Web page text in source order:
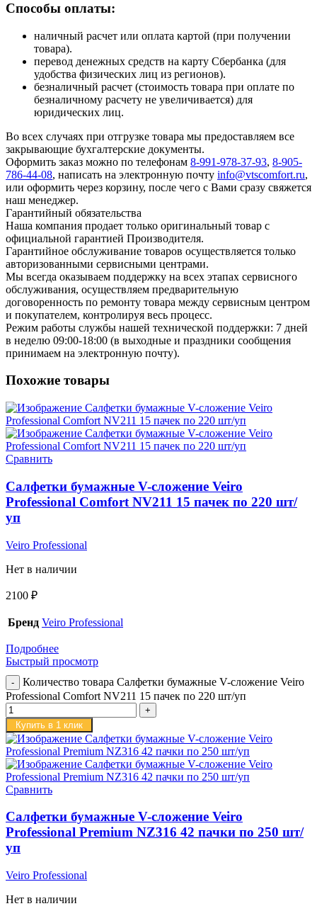
Способы оплаты:
наличный расчет или оплата картой (при получении
товара).
перевод денежных средств на карту Сбербанка (для
удобства физических лиц из регионов).
безналичный расчет (стоимость товара при оплате по
безналичному расчету не увеличивается) для
юридических лиц.
Во всех случаях при отгрузке товара мы предоставляем все
закрывающие бухгалтерские документы.
Оформить заказ можно по телефонам 8-991-978-37-93, 8-905-
786-44-08, написать на электронную почту info@vtscomfort.ru,
или оформить через корзину, после чего с Вами сразу свяжется
наш менеджер.
Гарантийный обязательства
Наша компания продает только оригинальный товар с
официальной гарантией Производителя.
Гарантийное обслуживание товаров осуществляется только
авторизованными сервисными центрами.
Мы всегда оказываем поддержку на всех этапах сервисного
обслуживания, осуществляем предварительную
договоренность по ремонту товара между сервисным центром
и покупателем, контролируя весь процесс.
Режим работы службы нашей технической поддержки: 7 дней
в неделю 09:00-18:00 (в выходные и праздники сообщения
принимаем на электронную почту).
Похожие товары
Сравнить
Салфетки бумажные V-сложение Veiro
Professional Comfort NV211 15 пачек по 220 шт/
уп
Veiro Professional
Нет в наличии
2100 ₽
Бренд Veiro Professional
Подробнее
Быстрый просмотр
Количество товара Салфетки бумажные V-сложение Veiro
Professional Comfort NV211 15 пачек по 220 шт/уп
Купить в 1 клик
Сравнить
Салфетки бумажные V-сложение Veiro
Professional Premium NZ316 42 пачки по 250 шт/
уп
Veiro Professional
Нет в наличии